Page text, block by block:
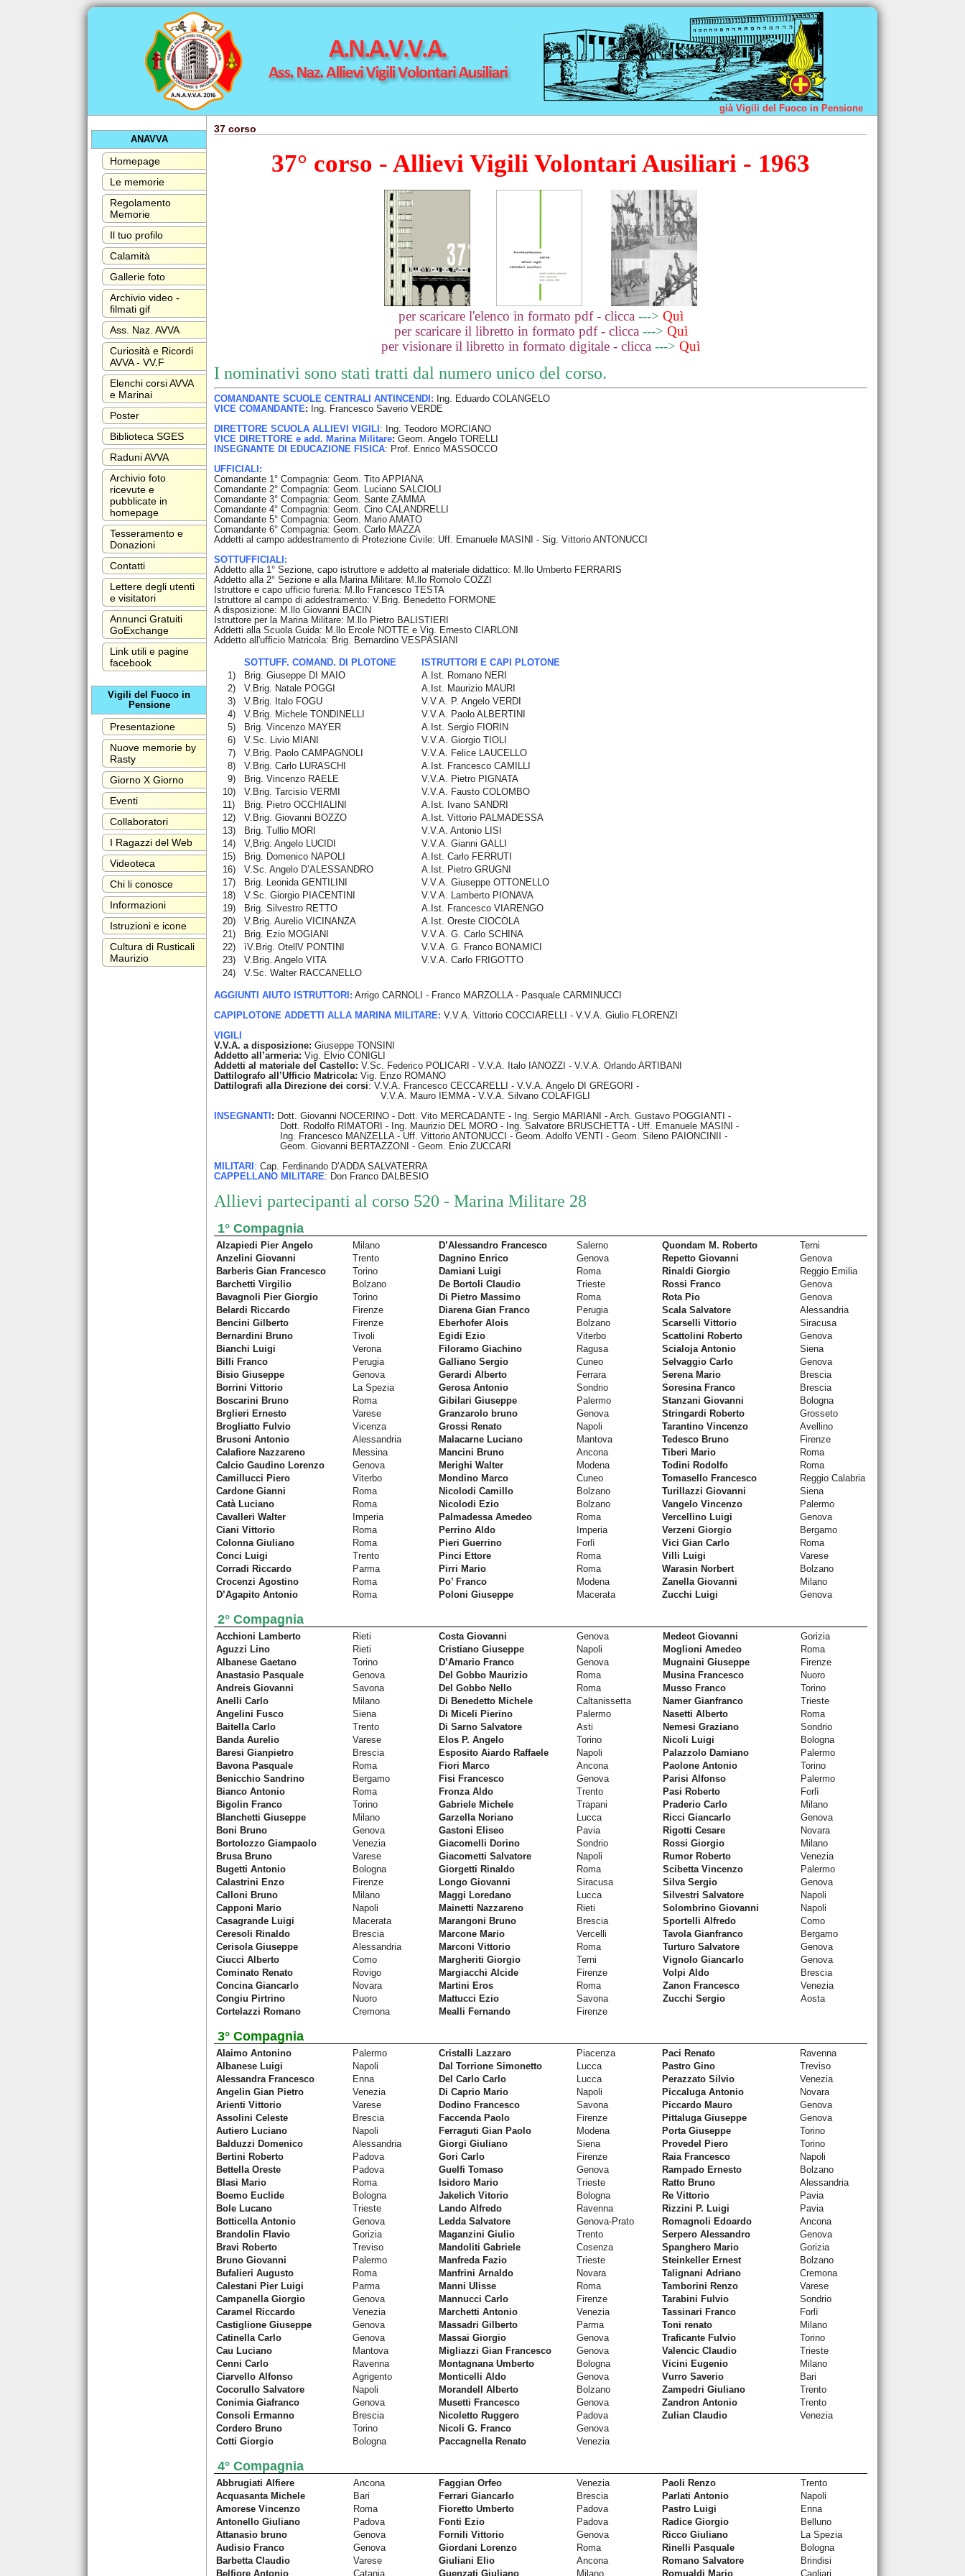
già Vigili del Fuoco in Pensione
ANAVVA
Homepage
Le memorie
Regolamento
Memorie
Il tuo profilo
Calamità
Gallerie foto
Archivio video -
filmati gif
Ass. Naz. AVVA
Curiosità e Ricordi
AVVA - VV.F
Elenchi corsi AVVA
e Marinai
Poster
Biblioteca SGES
Raduni AVVA
Archivio foto
ricevute e
pubblicate in
homepage
Tesseramento e
Donazioni
Contatti
Lettere degli utenti
e visitatori
Annunci Gratuiti
GoExchange
Link utili e pagine
facebook
Vigili del Fuoco in
Pensione
Presentazione
Nuove memorie by
Rasty
Giorno X Giorno
Eventi
Collaboratori
I Ragazzi del Web
Videoteca
Chi li conosce
Informazioni
Istruzioni e icone
Cultura di Rusticali
Maurizio
37 corso
37° corso - Allievi Vigili Volontari Ausiliari - 1963
per scaricare l'elenco in formato pdf - clicca ---> Quì
per scaricare il libretto in formato pdf - clicca ---> Quì
per visionare il libretto in formato digitale - clicca ---> Quì
I nominativi sono stati tratti dal numero unico del corso.
COMANDANTE SCUOLE CENTRALI ANTINCENDI: Ing. Eduardo COLANGELO
VICE COMANDANTE: Ing. Francesco Saverio VERDE
DIRETTORE SCUOLA ALLIEVI VIGILI : Ing. Teodoro MORCIANO
VICE DIRETTORE e add. Marina Militare: Geom. Angelo TORELLI
INSEGNANTE DI EDUCAZIONE FISICA: Prof. Enrico MASSOCCO
UFFICIALI:
Comandante 1° Compagnia: Geom. Tito APPIANA
Comandante 2° Compagnia: Geom. Luciano SALCIOLI
Comandante 3° Compagnia: Geom. Sante ZAMMA
Comandante 4° Compagnia: Geom. Cino CALANDRELLI
Comandante 5° Compagnia: Geom. Mario AMATO
Comandante 6° Compagnia: Geom. Carlo MAZZA
Addetti al campo addestramento di Protezione Civile: Uff. Emanuele MASINI - Sig. Vittorio ANTONUCCI
SOTTUFFICIALI:
Addetto alla 1° Sezione, capo istruttore e addetto al materiale didattico: M.llo Umberto FERRARIS
Addetto alla 2° Sezione e alla Marina Militare: M.llo Romolo COZZI
Istruttore e capo ufficio fureria: M.llo Francesco TESTA
Istruttore al campo di addestramento: V.Brig. Benedetto FORMONE
A disposizione: M.llo Giovanni BACIN
Istruttore per la Marina Militare: M.llo Pietro BALISTIERI
Addetti alla Scuola Guida: M.llo Ercole NOTTE e Vig. Ernesto CIARLONI
Addetto all'ufficio Matricola: Brig. Bernardino VESPASIANI
SOTTUFF. COMAND. DI PLOTONE
ISTRUTTORI E CAPI PLOTONE
1)
Brig. Giuseppe DI MAIO
A.Ist. Romano NERI
2)
V.Brig. Natale POGGI
A.Ist. Maurizio MAURI
3)
V.Brig. Italo FOGU
V.V.A. P. Angelo VERDI
4)
V.Brig. Michele TONDINELLI
V.V.A. Paolo ALBERTINI
5)
Brig. Vincenzo MAYER
A.Ist. Sergio FIORIN
6)
V.Sc. Livio MIANI
V.V.A. Giorgio TIOLI
7)
V.Brig. Paolo CAMPAGNOLI
V.V.A. Felice LAUCELLO
8)
V.Brig. Carlo LURASCHI
A.Ist. Francesco CAMILLI
9)
Brig. Vincenzo RAELE
V.V.A. Pietro PIGNATA
10)
V.Brig. Tarcisio VERMI
V.V.A. Fausto COLOMBO
11)
Brig. Pietro OCCHIALINI
A.Ist. Ivano SANDRI
12)
V.Brig. Giovanni BOZZO
A.Ist. Vittorio PALMADESSA
13)
Brig. Tullio MORI
V.V.A. Antonio LISI
14)
V,Brig. Angelo LUCIDI
V.V.A. Gianni GALLI
15)
Brig. Domenico NAPOLI
A.Ist. Carlo FERRUTI
16)
V.Sc. Angelo D’ALESSANDRO
A.Ist. Pietro GRUGNI
17)
Brig. Leonida GENTILINI
V.V.A. Giuseppe OTTONELLO
18)
V.Sc. Giorgio PIACENTINI
V.V.A. Lamberto PIONAVA
19)
Brig. Silvestro RETTO
A.Ist. Francesco VIARENGO
20)
V.Brig. Aurelio VICINANZA
A.Ist. Oreste CIOCOLA
21)
Brig. Ezio MOGIANI
V.V.A. G. Carlo SCHINA
22)
ìV.Brig. OtellV PONTINI
V.V.A. G. Franco BONAMICI
23)
V.Brig. Angelo VITA
V.V.A. Carlo FRIGOTTO
24)
V.Sc. Walter RACCANELLO
AGGIUNTI AIUTO ISTRUTTORI: Arrigo CARNOLI - Franco MARZOLLA - Pasquale CARMINUCCI
CAPIPLOTONE ADDETTI ALLA MARINA MILITARE: V.V.A. Vittorio COCCIARELLI - V.V.A. Giulio FLORENZI
VIGILI
V.V.A. a disposizione: Giuseppe TONSINI
Addetto all’armeria: Vig. Elvio CONIGLI
Addetti al materiale del Castello: V.Sc. Federico POLICARI - V.V.A. Italo IANOZZI - V.V.A. Orlando ARTIBANI
Dattilografo all’Ufficio Matricola: Vig. Enzo ROMANO
Dattilografi alla Direzione dei corsi: V.V.A. Francesco CECCARELLI - V.V.A. Angelo DI GREGORI -
V.V.A. Mauro IEMMA - V.V.A. Silvano COLAFIGLI
INSEGNANTI : Dott. Giovanni NOCERINO - Dott. Vito MERCADANTE - Ing. Sergio MARIANI - Arch. Gustavo POGGIANTI -
Dott. Rodolfo RIMATORI - Ing. Maurizio DEL MORO - Ing. Salvatore BRUSCHETTA - Uff. Emanuele MASINI -
Ing. Francesco MANZELLA - Uff. Vittorio ANTONUCCI - Geom. Adolfo VENTI - Geom. Sileno PAIONCINII -
Geom. Giovanni BERTAZZONI - Geom. Enio ZUCCARI
MILITARI : Cap. Ferdinando D’ADDA SALVATERRA
CAPPELLANO MILITARE: Don Franco DALBESIO
Allievi partecipanti al corso 520 - Marina Militare 28
1° Compagnia
Alzapiedi Pier Angelo Milano D’Alessandro Francesco Salerno Quondam M. Roberto
Terni
Anzelini Giovanni
Trento Dagnino Enrico Genova Repetto Giovanni
Genova
Barberis Gian Francesco
Torino Damiani Luigi Roma Rinaldi Giorgio
Reggio Emilia
Barchetti Virgilio
Bolzano De Bortoli Claudio Trieste Rossi Franco
Genova
Bavagnoli Pier Giorgio
Torino Di Pietro Massimo Roma Rota Pio
Genova
Belardi Riccardo
Firenze Diarena Gian Franco Perugia Scala Salvatore
Alessandria
Bencini Gilberto
Firenze Eberhofer Alois Bolzano Scarselli Vittorio
Siracusa
Bernardini Bruno
Tivoli Egidi Ezio Viterbo Scattolini Roberto
Genova
Bianchi Luigi
Verona Filoramo Giachino Ragusa Scialoja Antonio
Siena
Billi Franco
Perugia Galliano Sergio Cuneo Selvaggio Carlo
Genova
Bisio Giuseppe
Genova Gerardi Alberto Ferrara Serena Mario
Brescia
Borrini Vittorio
La Spezia Gerosa Antonio Sondrio Soresina Franco
Brescia
Boscarini Bruno
Roma Gibilari Giuseppe Palermo Stanzani Giovanni
Bologna
Brglieri Ernesto
Varese Granzarolo bruno Genova Stringardi Roberto
Grosseto
Brogliatto Fulvio
Vicenza Grossi Renato Napoli Tarantino Vincenzo
Avellino
Brusoni Antonio
Alessandria Malacarne Luciano Mantova Tedesco Bruno
Firenze
Calafiore Nazzareno
Messina Mancini Bruno Ancona Tiberi Mario
Roma
Calcio Gaudino Lorenzo
Genova Merighi Walter Modena Todini Rodolfo
Roma
Camillucci Piero
Viterbo Mondino Marco Cuneo Tomasello Francesco
Reggio Calabria
Cardone Gianni
Roma Nicolodi Camillo Bolzano Turillazzi Giovanni
Siena
Catà Luciano
Roma Nicolodi Ezio Bolzano Vangelo Vincenzo
Palermo
Cavalleri Walter
Imperia Palmadessa Amedeo Roma Vercellino Luigi
Genova
Ciani Vittorio
Roma Perrino Aldo Imperia Verzeni Giorgio
Bergamo
Colonna Giuliano
Roma Pieri Guerrino Forlì Vici Gian Carlo
Roma
Conci Luigi
Trento Pinci Ettore Roma Villi Luigi
Varese
Corradi Riccardo
Parma Pirri Mario Roma Warasin Norbert
Bolzano
Crocenzi Agostino
Roma Po’ Franco Modena Zanella Giovanni
Milano
D’Agapito Antonio
Roma Poloni Giuseppe Macerata Zucchi Luigi Genova
2° Compagnia
Acchioni Lamberto Rieti Costa Giovanni Genova Medeot Giovanni
Gorizia
Aguzzi Lino
Rieti Cristiano Giuseppe Napoli Moglioni Amedeo
Roma
Albanese Gaetano
Torino D’Amario Franco Genova Mugnaini Giuseppe
Firenze
Anastasio Pasquale
Genova Del Gobbo Maurizio Roma Musina Francesco
Nuoro
Andreis Giovanni
Savona Del Gobbo Nello Roma Musso Franco
Torino
Anelli Carlo
Milano Di Benedetto Michele Caltanissetta Namer Gianfranco
Trieste
Angelini Fusco
Siena Di Miceli Pierino Palermo Nasetti Alberto
Roma
Baitella Carlo
Trento Di Sarno Salvatore Asti Nemesi Graziano
Sondrio
Banda Aurelio
Varese Elos P. Angelo Torino Nicoli Luigi
Bologna
Baresi Gianpietro
Brescia Esposito Aiardo Raffaele Napoli Palazzolo Damiano
Palermo
Bavona Pasquale
Roma Fiori Marco Ancona Paolone Antonio
Torino
Benicchio Sandrino
Bergamo Fisi Francesco Genova Parisi Alfonso
Palermo
Bianco Antonio
Roma Fronza Aldo Trento Pasi Roberto
Forlì
Bigolin Franco
Torino Gabriele Michele Trapani Praderio Carlo
Milano
Blanchetti Giuseppe
Milano Garzella Noriano Lucca Ricci Giancarlo
Genova
Boni Bruno
Genova Gastoni Eliseo Pavia Rigotti Cesare
Novara
Bortolozzo Giampaolo
Venezia Giacomelli Dorino Sondrio Rossi Giorgio
Milano
Brusa Bruno
Varese Giacometti Salvatore Napoli Rumor Roberto
Venezia
Bugetti Antonio
Bologna Giorgetti Rinaldo Roma Scibetta Vincenzo
Palermo
Calastrini Enzo
Firenze Longo Giovanni Siracusa Silva Sergio
Genova
Calloni Bruno
Milano Maggi Loredano Lucca Silvestri Salvatore
Napoli
Capponi Mario
Napoli Mainetti Nazzareno Rieti Solombrino Giovanni
Napoli
Casagrande Luigi
Macerata Marangoni Bruno Brescia Sportelli Alfredo
Como
Ceresoli Rinaldo
Brescia Marcone Mario Vercelli Tavola Gianfranco
Bergamo
Cerisola Giuseppe
Alessandria Marconi Vittorio Roma Turturo Salvatore
Genova
Ciucci Alberto
Como Margheriti Giorgio Terni Vignolo Giancarlo
Genova
Cominato Renato
Rovigo Margiacchi Alcide Firenze Volpi Aldo
Brescia
Concina Giancarlo
Novara Martini Eros Roma Zanon Francesco
Venezia
Congiu Pirtrino
Nuoro Mattucci Ezio Savona Zucchi Sergio
Aosta
Cortelazzi Romano
Cremona Mealli Fernando Firenze
3° Compagnia
Alaimo Antonino Palermo Cristalli Lazzaro Piacenza Paci Renato
Ravenna
Albanese Luigi
Napoli Dal Torrione Simonetto Lucca Pastro Gino
Treviso
Alessandra Francesco
Enna Del Carlo Carlo Lucca Perazzato Silvio
Venezia
Angelin Gian Pietro
Venezia Di Caprio Mario Napoli Piccaluga Antonio
Novara
Arienti Vittorio
Varese Dodino Francesco Savona Piccardo Mauro
Genova
Assolini Celeste
Brescia Faccenda Paolo Firenze Pittaluga Giuseppe
Genova
Autiero Luciano
Napoli Ferraguti Gian Paolo Modena Porta Giuseppe
Torino
Balduzzi Domenico
Alessandria Giorgi Giuliano Siena Provedel Piero
Torino
Bertini Roberto
Padova Gori Carlo Firenze Raia Francesco
Napoli
Bettella Oreste
Padova Guelfi Tomaso Genova Rampado Ernesto
Bolzano
Blasi Mario
Roma Isidoro Mario Trieste Ratto Bruno
Alessandria
Boemo Euclide
Bologna Jakelich Vitorio Bologna Re Vittorio
Pavia
Bole Lucano
Trieste Lando Alfredo Ravenna Rizzini P. Luigi
Pavia
Botticella Antonio
Genova Ledda Salvatore Genova-Prato Romagnoli Edoardo
Ancona
Brandolin Flavio
Gorizia Maganzini Giulio Trento Serpero Alessandro
Genova
Bravi Roberto
Treviso Mandoliti Gabriele Cosenza Spanghero Mario
Gorizia
Bruno Giovanni
Palermo Manfreda Fazio Trieste Steinkeller Ernest
Bolzano
Bufalieri Augusto
Roma Manfrini Arnaldo Novara Talignani Adriano
Cremona
Calestani Pier Luigi
Parma Manni Ulisse Roma Tamborini Renzo
Varese
Campanella Giorgio
Genova Mannucci Carlo Firenze Tarabini Fulvio
Sondrio
Caramel Riccardo
Venezia Marchetti Antonio Venezia Tassinari Franco
Forlì
Castiglione Giuseppe
Genova Massadri Gilberto Parma Toni renato
Milano
Catinella Carlo
Genova Massai Giorgio Genova Traficante Fulvio
Torino
Cau Luciano
Mantova Migliazzi Gian Francesco Genova Valencic Claudio
Trieste
Cenni Carlo
Ravenna Montagnana Umberto Bologna Vicini Eugenio
Milano
Ciarvello Alfonso
Agrigento Monticelli Aldo Genova Vurro Saverio
Bari
Cocorullo Salvatore
Napoli Morandell Alberto Bolzano Zampedri Giuliano
Trento
Conimia Giafranco
Genova Musetti Francesco Genova Zandron Antonio
Trento
Consoli Ermanno
Brescia Nicoletto Ruggero Padova Zulian Claudio
Venezia
Cordero Bruno
Torino Nicoli G. Franco
Genova
Cotti Giorgio
Bologna Paccagnella Renato Venezia
4° Compagnia
Abbrugiati Alfiere Ancona Faggian Orfeo Venezia Paoli Renzo
Trento
Acquasanta Michele
Bari Ferrari Giancarlo Brescia Parlati Antonio
Napoli
Amorese Vincenzo
Roma Fioretto Umberto Padova Pastro Luigi
Enna
Antonello Giuliano
Padova Fonti Ezio Padova Radice Giorgio
Belluno
Attanasio bruno
Genova Fornili Vittorio Genova Ricco Giuliano
La Spezia
Audisio Franco
Genova Giordani Lorenzo Roma Rinelli Pasquale
Bologna
Barbetta Claudio
Varese Giuliani Elio Ancona Romano Salvatore
Brindisi
Belfiore Antonio
Catania Guenzati Giuliano Milano Romualdi Mario Cagliari